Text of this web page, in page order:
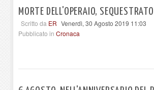
MORTE DELL'OPERAIO,
Scritto da ER Venerdì, 30 Agosto 2019 11:03
Pubblicato in Cronaca